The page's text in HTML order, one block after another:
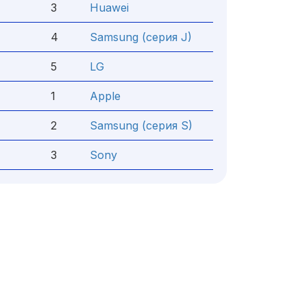
3 Huawei
4 Samsung (серия J)
5 LG
1 Apple
2 Samsung (серия S)
3 Sony